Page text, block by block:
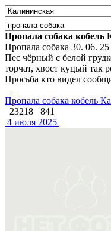
Пропала собака кобель
Пропала собака 30. 06.
Пес чёрный с белой
торчат, хвост куцый
Просьба кто видел
Пропала собака кобель
23218
841
4 июля 2025